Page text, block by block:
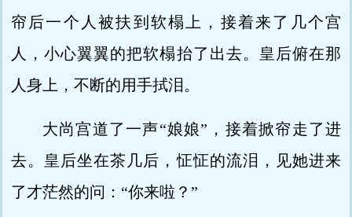
帘后一个人被扶到软榻上，接着来了几个宫
人，小心翼翼的把软榻抬了出去。皇后俯在那
人身上，不断的用手拭泪。
大尚宫道了一声“娘娘”，接着掀帘走了进
去。皇后坐在茶几后，怔怔的流泪，见她进来
了才茫然的问：“你来啦？”